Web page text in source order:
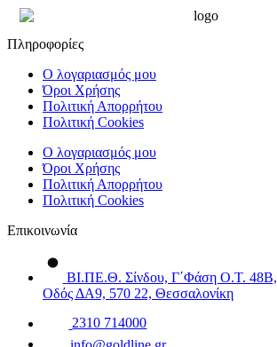
Πληροφορίες
Ο λογαριασμός μου
Όροι Χρήσης
Πολιτική Απορρήτου
Πολιτική Cookies
Ο λογαριασμός μου
Όροι Χρήσης
Πολιτική Απορρήτου
Πολιτική Cookies
Επικοινωνία
ΒΙ.ΠΕ.Θ. Σίνδου, Γ΄Φάση Ο.Τ. 48Β,
Οδός ΔΑ9, 570 22, Θεσσαλονίκη
2310 714000